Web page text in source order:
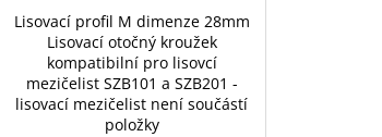
Lisovací profil M dimenze 28mm
Lisovací otočný kroužek
kompatibilní pro lisovcí
mezičelist SZB101 a SZB201 -
lisovací mezičelist není součástí
položky